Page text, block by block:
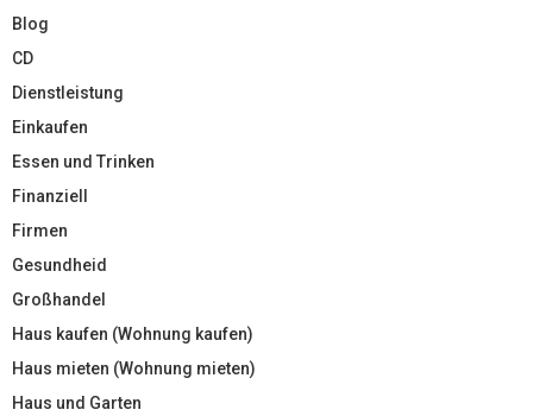
Blog
CD
Dienstleistung
Einkaufen
Essen und Trinken
Finanziell
Firmen
Gesundheid
Großhandel
Haus kaufen (Wohnung kaufen)
Haus mieten (Wohnung mieten)
Haus und Garten